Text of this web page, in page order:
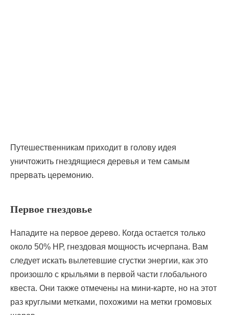
Путешественникам приходит в голову идея
уничтожить гнездящиеся деревья и тем самым
прервать церемонию.
Первое гнездовье
Нападите на первое дерево. Когда остается только
около 50% НР, гнездовая мощность исчерпана. Вам
следует искать вылетевшие сгустки энергии, как это
произошло с крыльями в первой части глобального
квеста. Они также отмечены на мини-карте, но на этот
раз круглыми метками, похожими на метки громовых